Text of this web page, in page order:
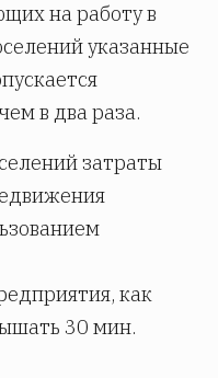
на работу в
указанные
в два раза.
затраты
как
30 мин.